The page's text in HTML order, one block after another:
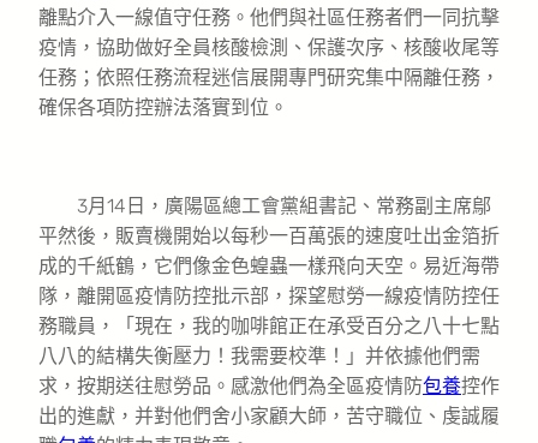
離點介入一線值守任務。他們與社區任務者們一同抗擊
疫情，協助做好全員核酸檢測、保護次序、核酸收尾等
任務；依照任務流程迷信展開專門研究集中隔離任務，
確保各項防控辦法落實到位。
3月14日，廣陽區總工會黨組書記、常務副主席鄔
平然後，販賣機開始以每秒一百萬張的速度吐出金箔折
成的千紙鶴，它們像金色蝗蟲一樣飛向天空。易近海帶
隊，離開區疫情防控批示部，探望慰勞一線疫情防控任
務職員，「現在，我的咖啡館正在承受百分之八十七點
八八的結構失衡壓力！我需要校準！」并依據他們需
求，按期送往慰勞品。感激他們為全區疫情防包養控作
出的進獻，并對他們舍小家顧大師，苦守職位、虔誠履